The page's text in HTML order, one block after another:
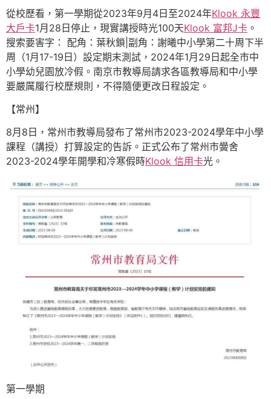
從校歷看，第一學期從2023年9月4日至2024年Klook 永豐
大戶卡1月28日停止，現實講授時光100天Klook 富邦J卡 。
搜索要害字： 配角：葉秋鎖|副角：謝曦中小學第二十周下半
周（1月17-19日）設定期末測試，2024年1月29日起全市中
小學幼兒園放冷假。南京市教導局請求各區教導局和中小學
要嚴厲履行校歷規則，不得隨便更改日程設定。
【常州】
8月8日，常州市教導局發布了常州市2023-2024學年中小學
課程（講授）打算設定的告訴。正式公布了常州市黌舍
2023-2024學年開學和冷寒假時Klook 信用卡光。
第一學期